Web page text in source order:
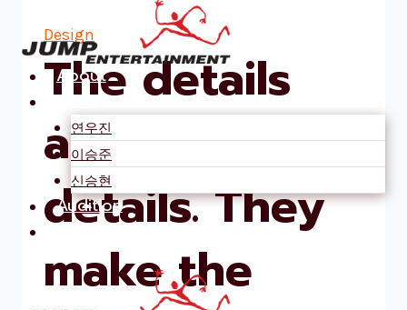
content
About
STAR
연우진
이승준
신승현
Audition
Contact
Design
The details
are not the
details. They
make the